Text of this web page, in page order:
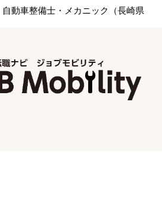
自動車整備士・メカニック（長崎県